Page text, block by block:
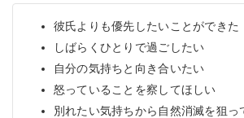
彼氏よりも優先したいことができた
しばらくひとりで過ごしたい
自分の気持ちと向き合いたい
怒っていることを察してほしい
別れたい気持ちから自然消滅を